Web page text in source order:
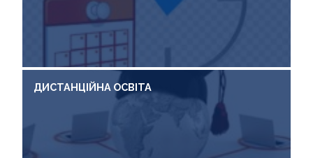
ДИСТАНЦІЙНА ОСВІТА